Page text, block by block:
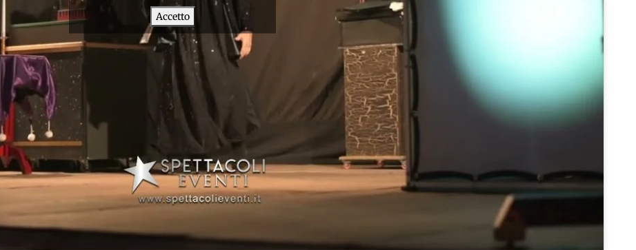
Accetto